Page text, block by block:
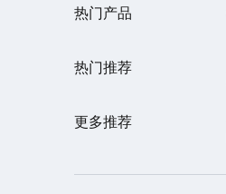
热门产品
热门推荐
更多推荐